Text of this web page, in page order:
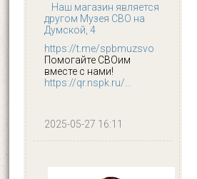
Наш магазин является
другом Музея СВО на
Думской, 4
https://t.me/spbmuzsvo
Помогайте СВОим
вместе с нами!
https://qr.nspk.ru/...
2025-05-27 16:11